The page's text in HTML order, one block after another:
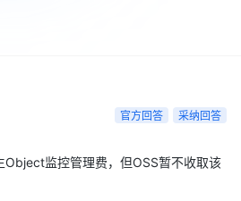
官方回答 采纳回答
Object监控管理费，但OSS暂不收取该